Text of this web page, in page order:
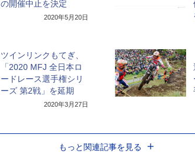
の開催中止を決定
2020年5月20日
ツインリンクもてぎ、
「2020 MFJ 全日本ロ
ードレース選手権シリ
ーズ 第2戦」を延期
2020年3月27日
もっと関連記事を見る